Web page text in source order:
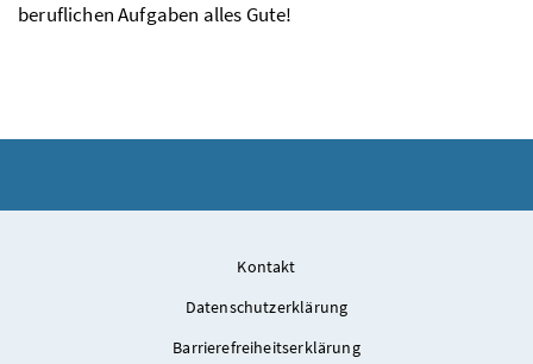
beruflichen Aufgaben alles Gute!
Kontakt
Datenschutzerklärung
Barrierefreiheitserklärung